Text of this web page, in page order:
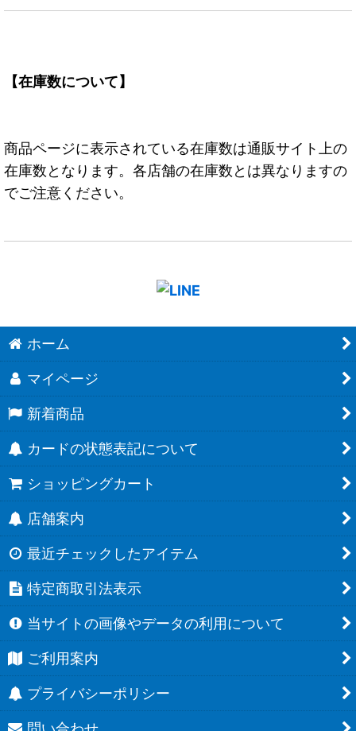
【在庫数について】
商品ページに表示されている在庫数は通販サイト上の
在庫数となります。各店舗の在庫数とは異なりますの
でご注意ください。
ホーム
マイページ
新着商品
カードの状態表記について
ショッピングカート
店舗案内
最近チェックしたアイテム
特定商取引法表示
当サイトの画像やデータの利用について
ご利用案内
プライバシーポリシー